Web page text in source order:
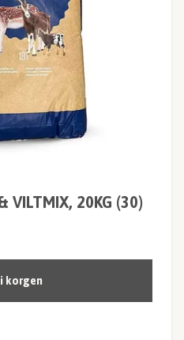
VILTMIX, 20KG (30)
korgen